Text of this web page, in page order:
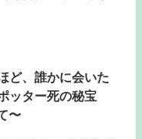
ど、誰かに会いた
ッター死の秘宝
〜